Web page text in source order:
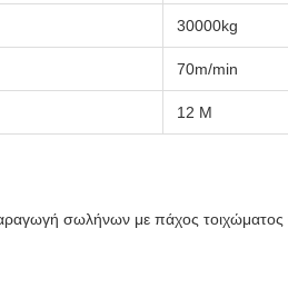
30000kg
70m/min
12 M
σωλήνων με πάχος